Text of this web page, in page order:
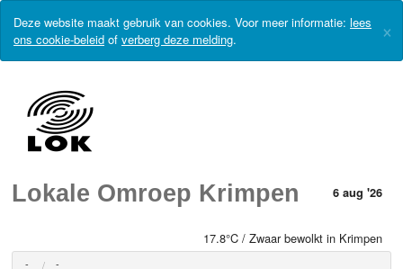
Deze website maakt gebruik van cookies. Voor meer informatie: lees
ons cookie-beleid of verberg deze melding. ×
Lokale Omroep Krimpen 6 aug '26
17.8°C / Zwaar bewolkt in Krimpen
- -